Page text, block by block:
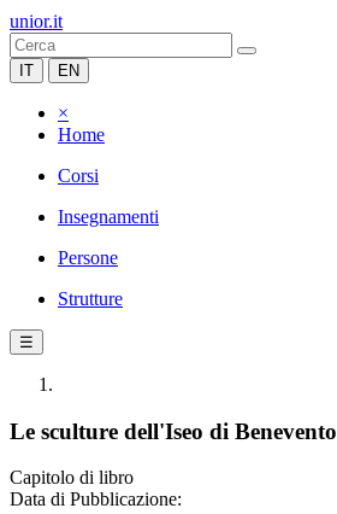
unior.it
IT EN
×
Home
Corsi
Insegnamenti
Persone
Strutture
☰
Le sculture dell'Iseo di Benevento
Capitolo di libro
Data di Pubblicazione: